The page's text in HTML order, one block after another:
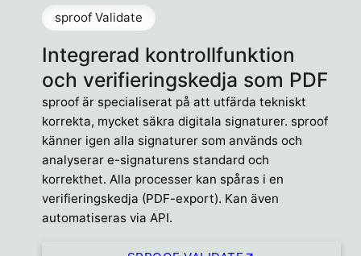
Integrerad kontrollfunktion
och verifieringskedja som PDF
sproof Validate
sproof är specialiserat på att utfärda tekniskt
korrekta, mycket säkra digitala signaturer. sproof
känner igen alla signaturer som används och
analyserar e-signaturens standard och
korrekthet. Alla processer kan spåras i en
verifieringskedja (PDF-export). Kan även
automatiseras via API.